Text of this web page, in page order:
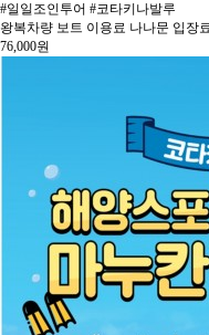
#일일조인투어 #코타키나발루
왕복차량 보트 이용료 나나문 입장
76,000원